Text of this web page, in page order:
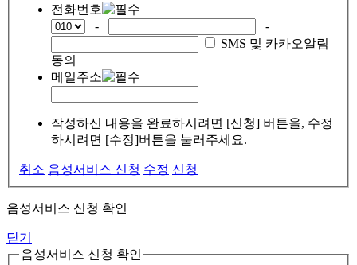
전화번호
-
-
SMS 및 카카오알림
동의
메일주소
작성하신 내용을 완료하시려면 [신청] 버튼을, 수정
하시려면 [수정]버튼을 눌러주세요.
취소 음성서비스 신청 수정 신청
음성서비스 신청 확인
닫기
음성서비스 신청 확인